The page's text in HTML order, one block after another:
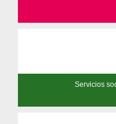
Servicios